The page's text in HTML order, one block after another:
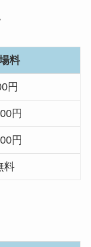
料
円
円
円
料